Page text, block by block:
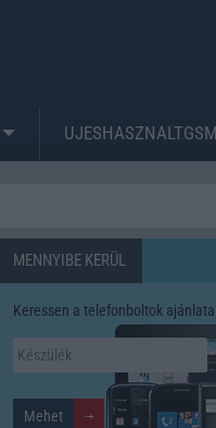
UJESHASZNALTGSM
MENNYIBE KERÜL
Keressen a telefonboltok